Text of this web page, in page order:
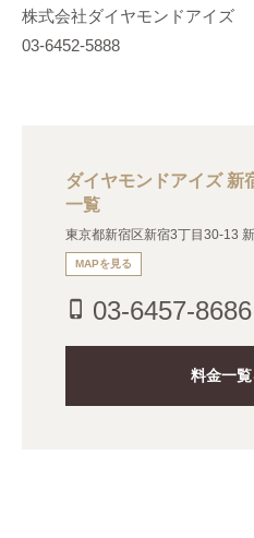
株式会社ダイヤモンドアイズ
03-6452-5888
ダイヤモンドアイズ 新
一覧
東京都新宿区新宿3丁目30-13
MAPを見る
phone_iphone 03-6457-8686
料金一